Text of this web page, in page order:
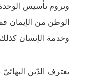
وتروم تأسيس
الوطن من الإيمان
وخدمة الإنسان
يعترف الدّين